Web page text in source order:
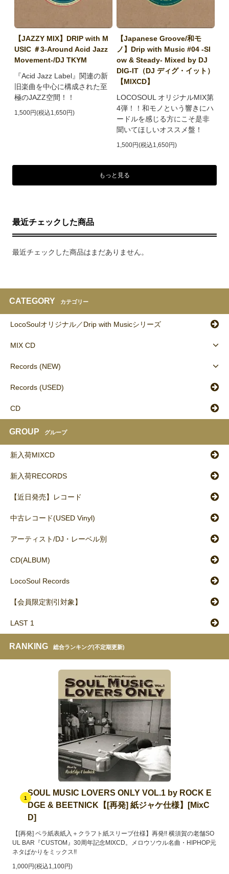
【JAZZY MIX】DRIP with M
USIC ＃3-Around Acid Jazz
Movement-/DJ TKYM
『Acid Jazz Label』関連の新
旧楽曲を中心に構成された至
極のJAZZ空間！！
1,500円(税込1,650円)
【Japanese Groove/和モ
ノ】Drip with Music #04 -Sl
ow & Steady- Mixed by DJ
DIG-IT（DJ ディグ・イット）
【MIXCD】
LOCOSOUL オリジナルMIX第
4弾！！和モノという響きにハ
ードルを感じる方にこそ是非
聞いてほしいオススメ盤！
1,500円(税込1,650円)
もっと見る
最近チェックした商品
最近チェックした商品はまだありません。
CATEGORY カテゴリー
LocoSoulオリジナル／Drip with Musicシリーズ
MIX CD
Records (NEW)
Records (USED)
CD
GROUP グループ
新入荷MIXCD
新入荷RECORDS
【近日発売】レコード
中古レコード(USED Vinyl)
アーティスト/DJ・レーベル別
CD(ALBUM)
LocoSoul Records
【会員限定割引対象】
LAST 1
RANKING 総合ランキング(不定期更新)
1
SOUL MUSIC LOVERS ONLY VOL.1 by ROCK E
DGE & BEETNICK【[再発] 紙ジャケ仕様】[MixC
D]
【[再発] ペラ紙表紙入＋クラフト紙スリーブ仕様】再発!! 横須賀の老舗SO
UL BAR『CUSTOM』30周年記念MIXCD。メロウソウル名曲・HIPHOP元
ネタばかりをミックス!!
1,000円(税込1,100円)